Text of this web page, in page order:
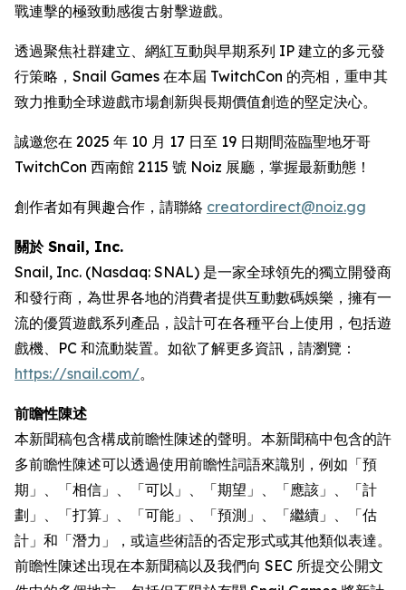
戰連擊的極致動感復古射擊遊戲。
透過聚焦社群建立、網紅互動與早期系列 IP 建立的多元發
行策略，Snail Games 在本屆 TwitchCon 的亮相，重申其
致力推動全球遊戲市場創新與長期價值創造的堅定決心。
誠邀您在 2025 年 10 月 17 日至 19 日期間蒞臨聖地牙哥
TwitchCon 西南館 2115 號 Noiz 展廳，掌握最新動態！
創作者如有興趣合作，請聯絡 creatordirect@noiz.gg
關於 Snail, Inc.
Snail, Inc. (Nasdaq: SNAL) 是一家全球領先的獨立開發商
和發行商，為世界各地的消費者提供互動數碼娛樂，擁有一
流的優質遊戲系列產品，設計可在各種平台上使用，包括遊
戲機、PC 和流動裝置。如欲了解更多資訊，請瀏覽：
https://snail.com/。
前瞻性陳述
本新聞稿包含構成前瞻性陳述的聲明。本新聞稿中包含的許
多前瞻性陳述可以透過使用前瞻性詞語來識別，例如「預
期」、「相信」、「可以」、「期望」、「應該」、「計
劃」、「打算」、「可能」、「預測」、「繼續」、「估
計」和「潛力」，或這些術語的否定形式或其他類似表達。
前瞻性陳述出現在本新聞稿以及我們向 SEC 所提交公開文